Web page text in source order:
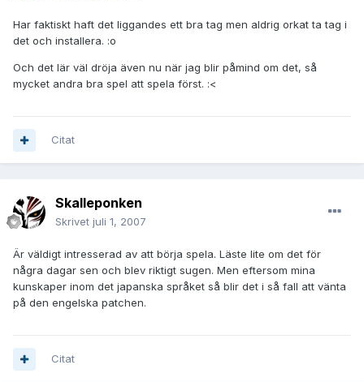
Har faktiskt haft det liggandes ett bra tag men aldrig orkat ta tag i
det och installera. :o
Och det lär väl dröja även nu när jag blir påmind om det, så
mycket andra bra spel att spela först. :<
Citat
Skalleponken
Skrivet juli 1, 2007
Är väldigt intresserad av att börja spela. Läste lite om det för
några dagar sen och blev riktigt sugen. Men eftersom mina
kunskaper inom det japanska språket så blir det i så fall att vänta
på den engelska patchen.
Citat